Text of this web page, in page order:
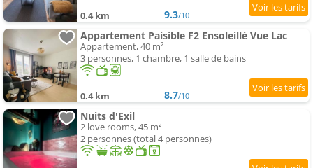
0.4 km 9.3/10
Appartement Paisible F2 Ensoleillé Vue Lac
Appartement, 40 m²
3 personnes, 1 chambre, 1 salle de bains
0.4 km 8.7/10
Nuits d'Exil
2 love rooms, 45 m²
2 personnes (total 4 personnes)